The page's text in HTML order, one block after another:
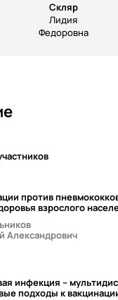
Скляр
Лидия
Федоровна
против
взрослого
Александрович
инфекция –
подходы к